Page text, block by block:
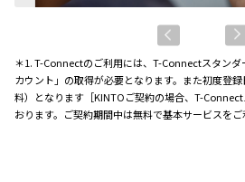
＊1. T-Connectのご利用には、T-Connectスタンダ
カウント」の取得が必要となります。また初度登
料）となります［KINTOご契約の場合、T-
おります。ご契約期間中は無料で基本サービスをご